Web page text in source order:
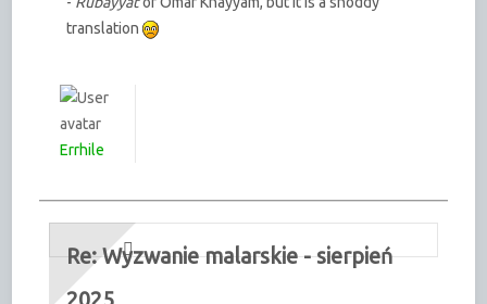
translation
Errhile
Re: Wyzwanie malarskie - sierpień